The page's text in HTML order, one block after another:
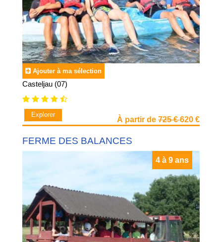
Ajouter à ma sélection
Casteljau (07)
Explorer
À partir de 725 €620 €
FERME DES BALANCES
4 à 9 ans